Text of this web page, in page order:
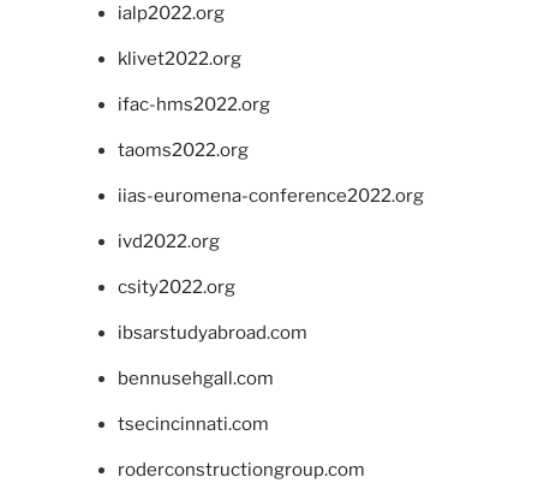
ialp2022.org
klivet2022.org
ifac-hms2022.org
taoms2022.org
iias-euromena-conference2022.org
ivd2022.org
csity2022.org
ibsarstudyabroad.com
bennusehgall.com
tsecincinnati.com
roderconstructiongroup.com